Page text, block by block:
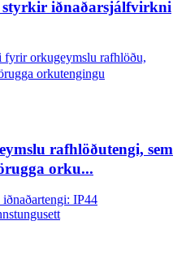
styrkir iðnaðarsjálfvirkni
rafhlöðutengi, sem
orku...